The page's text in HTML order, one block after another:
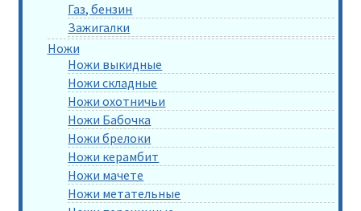
Газ, бензин
Зажигалки
Ножи
Ножи выкидные
Ножи складные
Ножи охотничьи
Ножи Бабочка
Ножи брелоки
Ножи керамбит
Ножи мачете
Ножи метательные